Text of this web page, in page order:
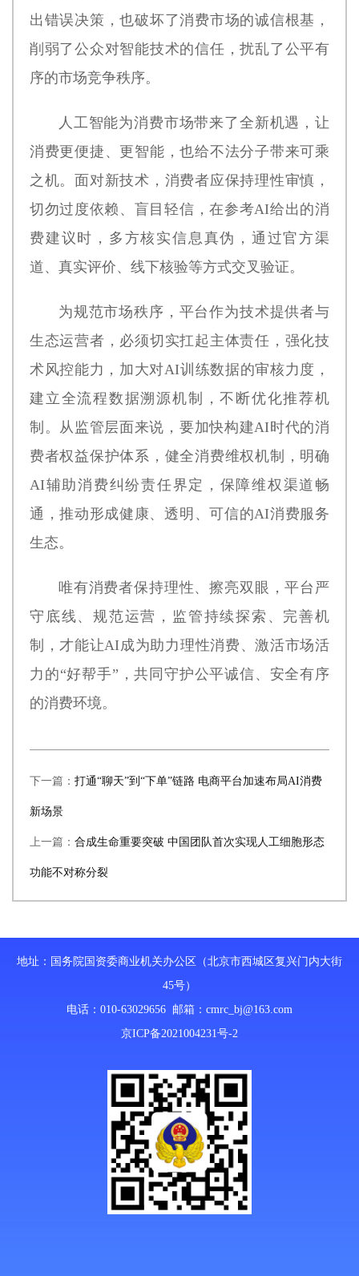
出错误决策，也破坏了消费市场的诚信根基，
削弱了公众对智能技术的信任，扰乱了公平有
序的市场竞争秩序。
人工智能为消费市场带来了全新机遇，让
消费更便捷、更智能，也给不法分子带来可乘
之机。面对新技术，消费者应保持理性审慎，
切勿过度依赖、盲目轻信，在参考AI给出的消
费建议时，多方核实信息真伪，通过官方渠
道、真实评价、线下核验等方式交叉验证。
为规范市场秩序，平台作为技术提供者与
生态运营者，必须切实扛起主体责任，强化技
术风控能力，加大对AI训练数据的审核力度，
建立全流程数据溯源机制，不断优化推荐机
制。从监管层面来说，要加快构建AI时代的消
费者权益保护体系，健全消费维权机制，明确
AI辅助消费纠纷责任界定，保障维权渠道畅
通，推动形成健康、透明、可信的AI消费服务
生态。
唯有消费者保持理性、擦亮双眼，平台严
守底线、规范运营，监管持续探索、完善机
制，才能让AI成为助力理性消费、激活市场活
力的“好帮手”，共同守护公平诚信、安全有序
的消费环境。
下一篇： 打通“聊天”到“下单”链路 电商平台加速布局AI消费
新场景
上一篇： 合成生命重要突破 中国团队首次实现人工细胞形态
功能不对称分裂
地址：国务院国资委商业机关办公区（北京市西城区复兴门内大街
45号）
电话：010-63029656 邮箱： cmrc_bj@163.com
京ICP备2021004231号-2